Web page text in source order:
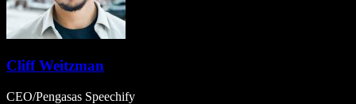
Cliff Weitzman
CEO/Pengasas Speechify